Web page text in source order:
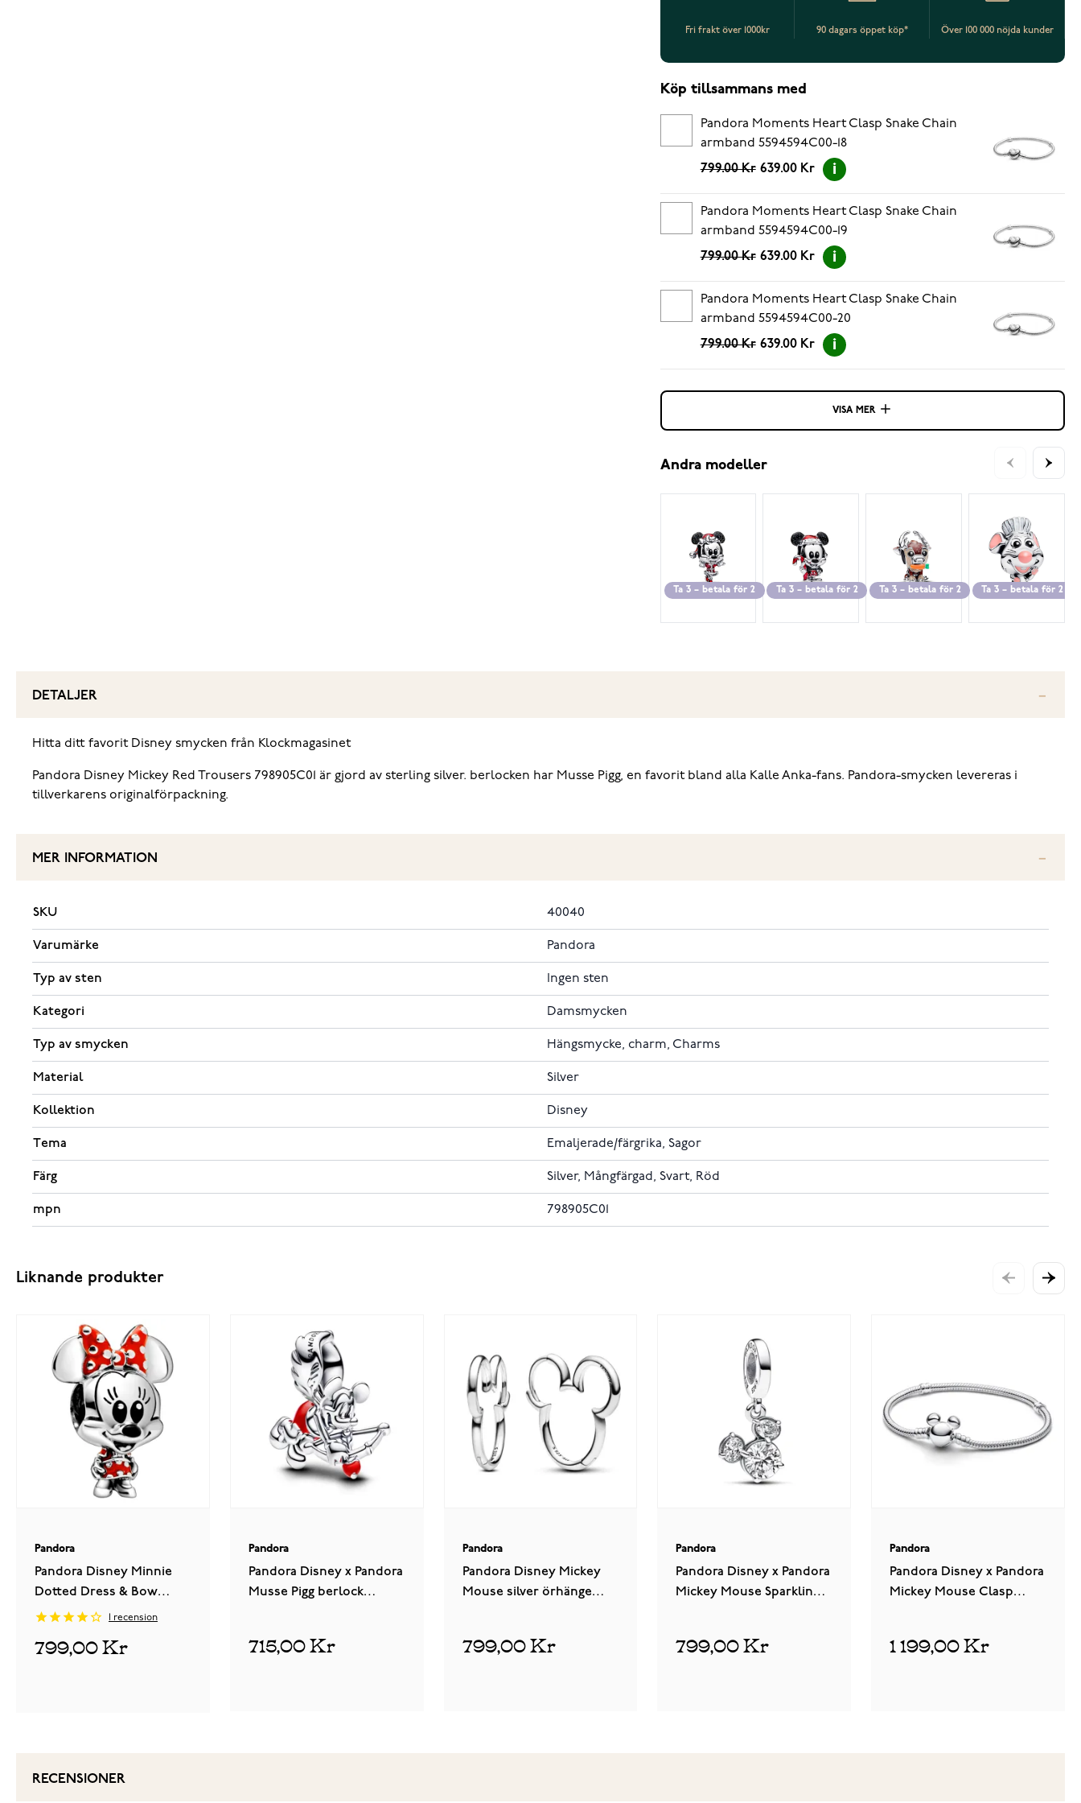
Fri frakt över 1000kr 90 dagars öppet köp* Över 100 000 nöjda kunder
Köp tillsammans med
Pandora Moments Heart Clasp Snake Chain
armband 5594594C00-18
799.00 Kr 639.00 Kr
Pandora Moments Heart Clasp Snake Chain
armband 5594594C00-19
799.00 Kr 639.00 Kr
Pandora Moments Heart Clasp Snake Chain
armband 5594594C00-20
799.00 Kr 639.00 Kr
VISA MER
Andra modeller
Ta 3 – betala för 2 Ta 3 – betala för 2 Ta 3 – betala för 2 Ta 3 – betala för 2
DETALJER
Hitta ditt favorit Disney smycken från Klockmagasinet
Pandora Disney Mickey Red Trousers 798905C01 är gjord av sterling silver. berlocken har Musse Pigg, en favorit bland alla Kalle Anka-fans. Pandora-smycken levereras i
tillverkarens originalförpackning.
MER INFORMATION
SKU 40040
Varumärke Pandora
Typ av sten Ingen sten
Kategori Damsmycken
Typ av smycken Hängsmycke, charm, Charms
Material Silver
Kollektion Disney
Tema Emaljerade/färgrika, Sagor
Färg Silver, Mångfärgad, Svart, Röd
mpn 798905C01
Liknande produkter
Pandora
Pandora Disney Minnie
Dotted Dress & Bow
charm 798880C02recension
799,00 Kr
Pandora
Pandora Disney x Pandora
Musse Pigg berlock
715,00 Kr
Pandora
Pandora Disney Mickey
Mouse silver örhänge
799,00 Kr
Pandora
Pandora Disney x Pandora
Mickey Mouse Sparkling
799,00 Kr
Pandora
Pandora Disney x Pandora
Mickey Mouse Clasp
armband 593061C00
1 199,00 Kr
RECENSIONER